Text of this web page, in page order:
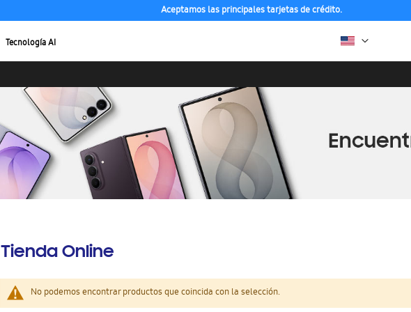
Aceptamos las principales tarjetas de crédito.
Tecnología AI
Tienda Online
No podemos encontrar productos que coincida con la selección.